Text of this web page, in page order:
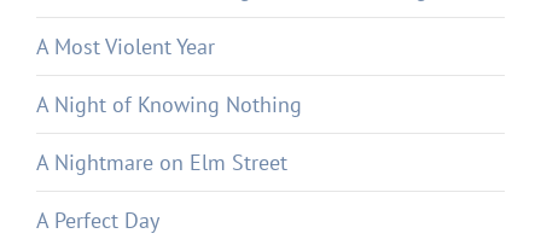
A Most Violent Year
A Night of Knowing Nothing
A Nightmare on Elm Street
A Perfect Day